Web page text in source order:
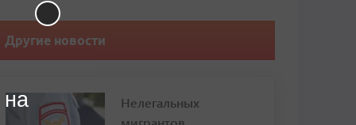
Другие новости
Нелегальных